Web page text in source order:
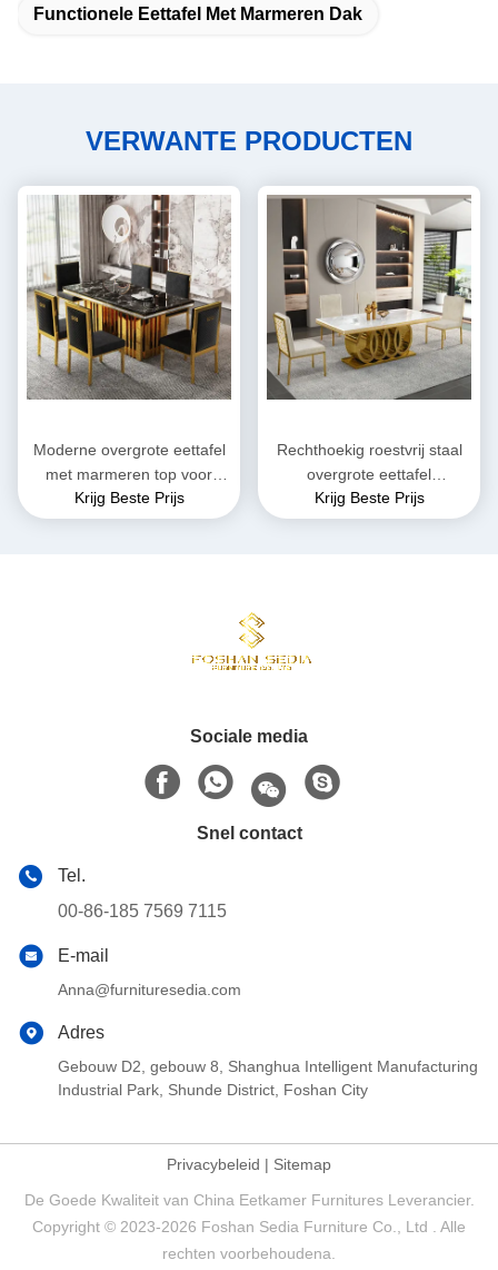
Functionele Eettafel Met Marmeren Dak
VERWANTE PRODUCTEN
Moderne overgrote eettafel
met marmeren top voor
functionaliteit
Krijg Beste Prijs
Rechthoekig roestvrij staal
overgrote eettafel
zitcapaciteit 4-8
Krijg Beste Prijs
Sociale media
Snel contact
Tel.
00-86-185 7569 7115
E-mail
Anna@furnituresedia.com
Adres
Gebouw D2, gebouw 8, Shanghua Intelligent Manufacturing
Industrial Park, Shunde District, Foshan City
Privacybeleid | Sitemap
De Goede Kwaliteit van China Eetkamer Furnitures Leverancier.
Copyright © 2023-2026 Foshan Sedia Furniture Co., Ltd . Alle
rechten voorbehoudena.